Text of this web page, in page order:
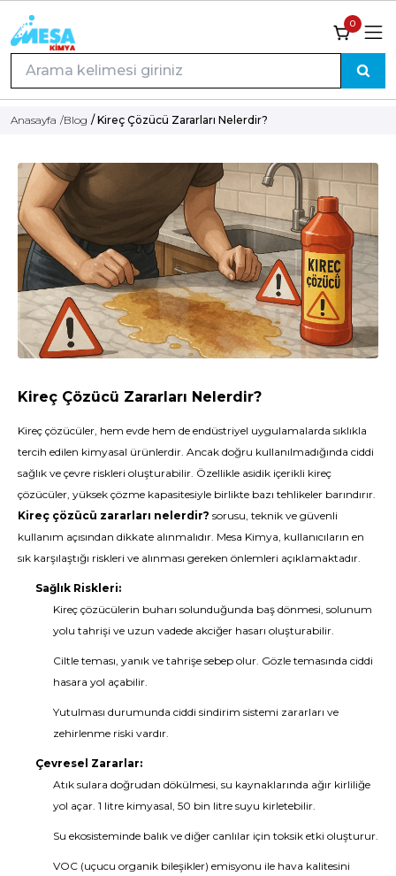
0
Anasayfa /Blog / Kireç Çözücü Zararları Nelerdir?
Kireç Çözücü Zararları Nelerdir?
Kireç çözücüler, hem evde hem de endüstriyel uygulamalarda sıklıkla
tercih edilen kimyasal ürünlerdir. Ancak doğru kullanılmadığında ciddi
sağlık ve çevre riskleri oluşturabilir. Özellikle asidik içerikli kireç
çözücüler, yüksek çözme kapasitesiyle birlikte bazı tehlikeler barındırır.
Kireç çözücü zararları nelerdir? sorusu, teknik ve güvenli
kullanım açısından dikkate alınmalıdır. Mesa Kimya, kullanıcıların en
sık karşılaştığı riskleri ve alınması gereken önlemleri açıklamaktadır.
Sağlık Riskleri:
Kireç çözücülerin buharı solunduğunda baş dönmesi, solunum
yolu tahrişi ve uzun vadede akciğer hasarı oluşturabilir.
Ciltle teması, yanık ve tahrişe sebep olur. Gözle temasında ciddi
hasara yol açabilir.
Yutulması durumunda ciddi sindirim sistemi zararları ve
zehirlenme riski vardır.
Çevresel Zararlar:
Atık sulara doğrudan dökülmesi, su kaynaklarında ağır kirliliğe
yol açar. 1 litre kimyasal, 50 bin litre suyu kirletebilir.
Su ekosisteminde balık ve diğer canlılar için toksik etki oluşturur.
VOC (uçucu organik bileşikler) emisyonu ile hava kalitesini